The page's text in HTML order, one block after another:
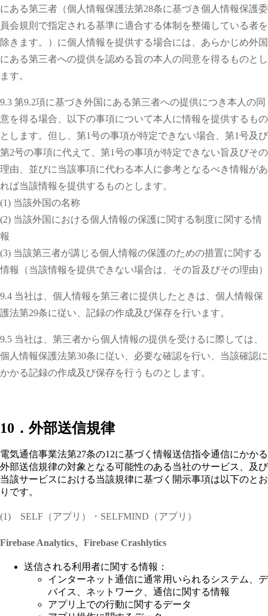
にある第三者（個人情報保護法第28条に基づき個人情報保護委
員会規則で指定される基準に適合する体制を整備している者を
除きます。）に個人情報を提供する場合には、あらかじめ外国
にある第三者への提供を認める旨の本人の同意を得るものとし
ます。
9.3 第9.2項に基づき外国にある第三者への提供につき本人の同
意を得る場合、以下の事項について本人に情報を提供するもの
とします。但し、第1号の事項が特定できない場合、第1号及び
第2号の事項に代えて、第1号の事項が特定できない旨及びその
理由、並びに当該事項に代わる本人に参考となるべき情報があ
れば当該情報を提供するものとします。
(1) 当該外国の名称
(2) 当該外国における個人情報の保護に関する制度に関する情
報
(3) 当該第三者が講じる個人情報の保護のための措置に関する
情報（当該情報を提供できない場合は、その旨及びその理由）
9.4 当社は、個人情報を第三者に提供したときは、個人情報保
護法第29条に従い、記録の作成及び保存を行います。
9.5 当社は、第三者から個人情報の提供を受けるに際しては、
個人情報保護法第30条に従い、必要な確認を行い、当該確認に
かかる記録の作成及び保存を行うものとします。
10．外部送信規律
電気通信事業法第27条の12に基づく情報送信指令通信にかかる
外部送信規律の対象となる可能性のある当社のサービス、及び
当該サービスにおける当該規律に基づく開示事項は以下のとお
りです。
(1) SELF（アプリ）・ SELFMIND （アプリ）
Firebase Analytics、Firebase Crashlytics
送信される利用者に関する情報：
インターネット通信に通常用いられるシステム、デ
バイス、ネットワーク、通信に関する情報
アプリ上での行動に関するデータ